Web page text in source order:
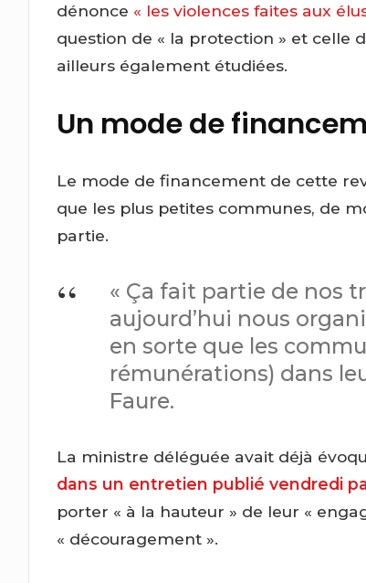
dénonce « les violences faites aux
question de « la protection » et celle
ailleurs également étudiées.
Un mode de
Le mode de financement de cette
que les plus petites communes, de
partie.
« Ça fait partie de nos
aujourd’hui nous
en sorte que les
rémunérations) dans
Faure.
La ministre déléguée avait déjà
dans un entretien publié vendredi
porter « à la hauteur » de leur «
« découragement ».